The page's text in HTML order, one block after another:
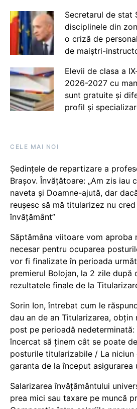
Secretarul de stat
disciplinele din
o criză de
de maiștri-
Elevii de clasa a
2026-2027 cu
sunt gratuite și
profil și
CELE MAI NOI
Ședințele de repartizare a
Brașov. Învățătoare: „Am zis iau
naveta și Doamne-ajută, dar
reușesc să mă titularizez nu
învățământ”
Săptămâna viitoare vom aproba
necesar pentru ocuparea
vor fi finalizate în perioada
premierul Bolojan, la 2 zile după
rezultatele finale de la
Sorin Ion, întrebat cum le
dau an de an Titularizarea, obțin
post pe perioadă nedeterminată:
încercat să ținem cât se poate
posturile titularizabile / La niciun
garanta de la început asigurarea
Salarizarea învățământului
prea mici sau taxare pe muncă